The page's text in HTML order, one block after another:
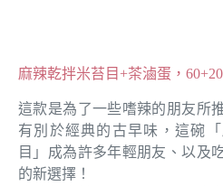
麻辣乾拌米苔目+茶滷蛋，
這款是為了一些嗜辣的朋友所
有別於經典的古早味，這碗
目」成為許多年輕朋友、以及
的新選擇！